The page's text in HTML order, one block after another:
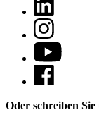
Oder schreiben Sie